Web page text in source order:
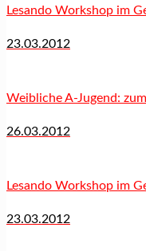
Lesando Workshop im
23.03.2012
Weibliche A-Jugend:
26.03.2012
Lesando Workshop im
23.03.2012